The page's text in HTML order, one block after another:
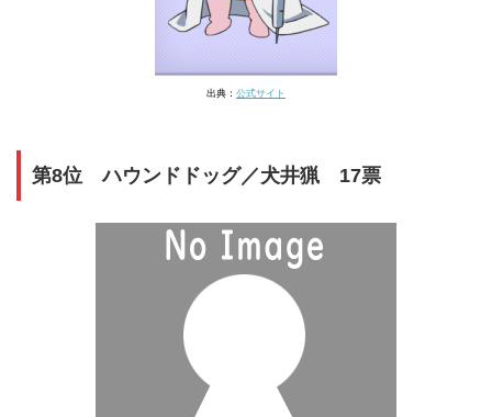
出典： 公式サイト
第8位 ハウンドドッグ／犬井猟 17票